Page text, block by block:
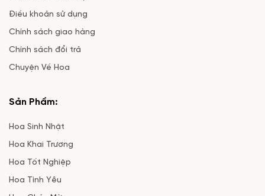
Điều khoản sử dụng
Chính sách giao hàng
Chính sách đổi trả
Chuyện Về Hoa
Sản Phẩm:
Hoa Sinh Nhật
Hoa Khai Trương
Hoa Tốt Nghiệp
Hoa Tình Yêu